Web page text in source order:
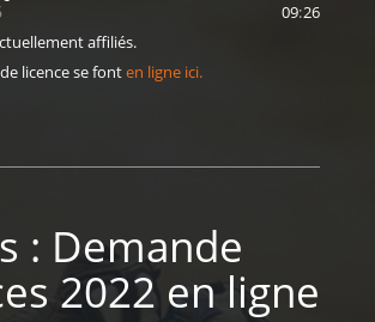
09:26
affiliés.
licence se fonten ligne ici.
: Demande
2022 en ligne